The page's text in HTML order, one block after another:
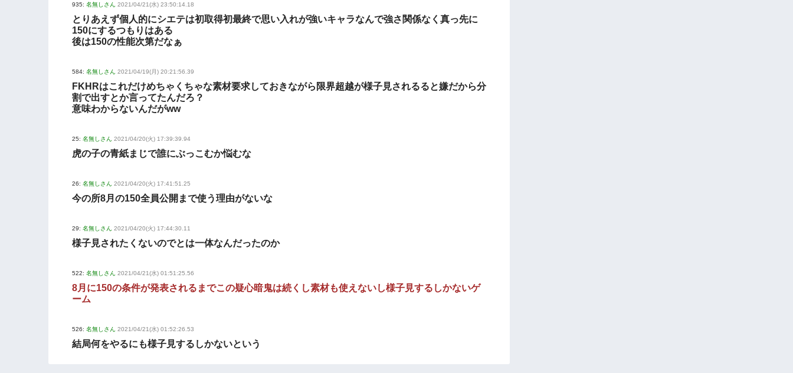
935: 名無しさん 2021/04/21(水) 23:50:14.18
とりあえず個人的にシエテは初取得初最終で思い入れが強いキャラなんで強さ関係なく真っ先に
150にするつもりはある
後は150の性能次第だなぁ
584: 名無しさん 2021/04/19(月) 20:21:56.39
FKHRはこれだけめちゃくちゃな素材要求しておきながら限界超越が様子見されるると嫌だから分
割で出すとか言ってたんだろ？
意味わからないんだがww
25: 名無しさん 2021/04/20(火) 17:39:39.94
虎の子の青紙まじで誰にぶっこむか悩むな
26: 名無しさん 2021/04/20(火) 17:41:51.25
今の所8月の150全員公開まで使う理由がないな
29: 名無しさん 2021/04/20(火) 17:44:30.11
様子見されたくないのでとは一体なんだったのか
522: 名無しさん 2021/04/21(水) 01:51:25.56
8月に150の条件が発表されるまでこの疑心暗鬼は続くし素材も使えないし様子見するしかないゲ
ーム
526: 名無しさん 2021/04/21(水) 01:52:26.53
結局何をやるにも様子見するしかないという